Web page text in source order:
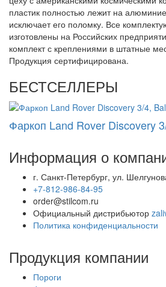
пластик полностью лежит на
исключает его поломку. Все
изготовлены на Российских
комплект с креплениями в штатные
Продукция сертифицирована.
БЕСТСЕЛЛЕРЫ
Фаркоп Land Rover Discovery
Информация о
г. Санкт-Петербург, ул.
+7-812-986-84-95
order@stilcom.ru
Официальный дистрибьютор
Политика конфиденциальности
Продукция компании
Пороги